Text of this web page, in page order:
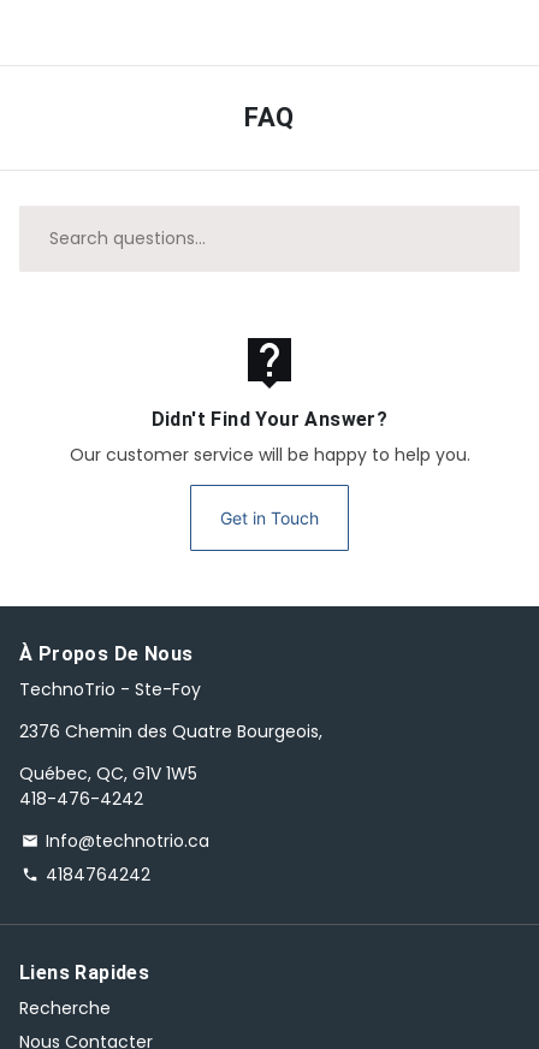
FAQ
live_help
Didn't Find Your Answer?
Our customer service will be happy to help you.
Get in Touch
À Propos De Nous
TechnoTrio - Ste-Foy
2376 Chemin des Quatre Bourgeois,
Québec, QC, G1V 1W5
418-476-4242
email Info@technotrio.ca
phone 4184764242
Liens Rapides
Recherche
Nous Contacter